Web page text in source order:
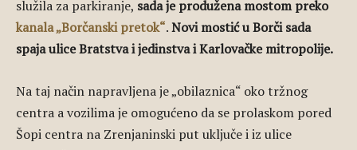
služila za parkiranje, sada je produžena mostom preko
kanala „Borčanski pretok“.Novi mostić u Borči sada
spaja ulice Bratstva i jedinstva i Karlovačke mitropolije.
Na taj način napravljena je „obilaznica“ oko tržnog
centra a vozilima je omogućeno da se prolaskom pored
Šopi centra na Zrenjaninski put uključe i iz ulice